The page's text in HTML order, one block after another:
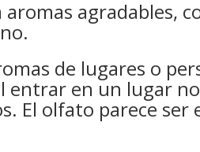
aromas agradables,
de lugares o
entrar en un lugar
El olfato parece ser